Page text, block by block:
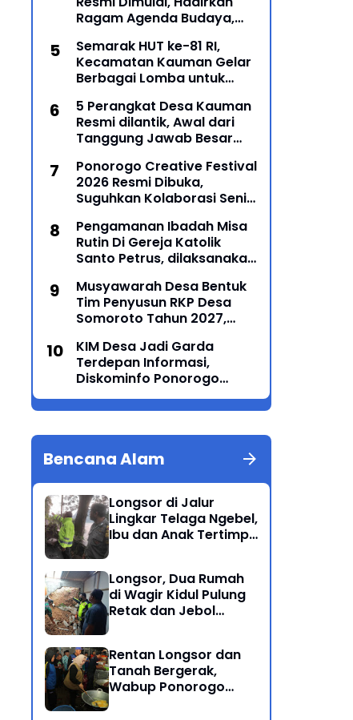
Kauman
Ragam Agenda Budaya,
Semarak HUT ke-81 RI,
Kecamatan Kauman Gelar
Berbagai Lomba untuk
Masyarakat
5 Perangkat Desa Kauman
Resmi dilantik, Awal dari
Tanggung Jawab Besar
Ponorogo Creative Festival
2026 Resmi Dibuka,
Suguhkan Kolaborasi Seni
Memukau
Pengamanan Ibadah Misa
Rutin Di Gereja Katolik
Santo Petrus, dilaksanakan
Musyawarah Desa Bentuk
Tim Penyusun RKP Desa
Somoroto Tahun 2027,
Partisipatif
KIM Desa Jadi Garda
Terdepan Informasi,
Diskominfo Ponorogo
Jurnalistik dan Literasi
Bencana Alam
Longsor di Jalur
Lingkar Telaga Ngebel,
Ibu dan Anak Tertimpa
Longsor, Dua Rumah
di Wagir Kidul Pulung
Retak dan Jebol
Rentan Longsor dan
Tanah Bergerak,
Wabup Ponorogo